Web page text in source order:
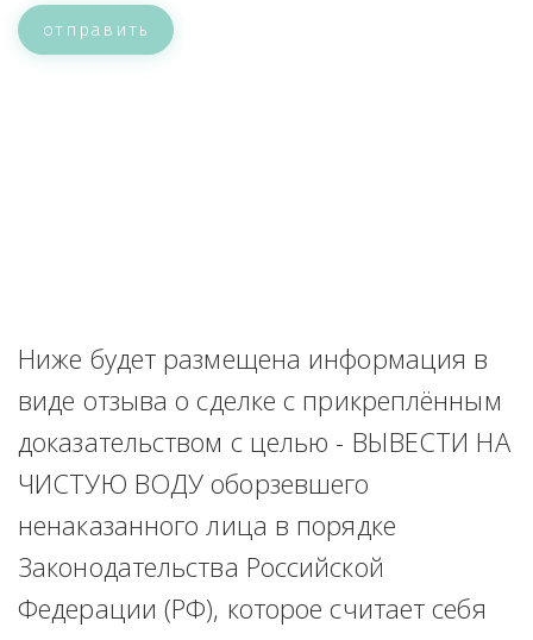
отправить
Ниже будет размещена информация в
виде отзыва о сделке с прикреплённым
доказательством с целью - ВЫВЕСТИ НА
ЧИСТУЮ ВОДУ оборзевшего
ненаказанного лица в порядке
Законодательства Российской
Федерации (РФ), которое считает себя